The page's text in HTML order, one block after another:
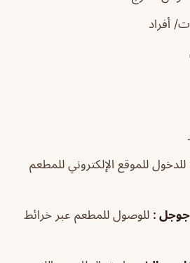
أفراد
للدخول للموقع الإلكتروني للمطعم
جوجل : للوصول للمطعم عبر خرائط